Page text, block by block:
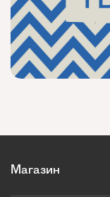
Магазин